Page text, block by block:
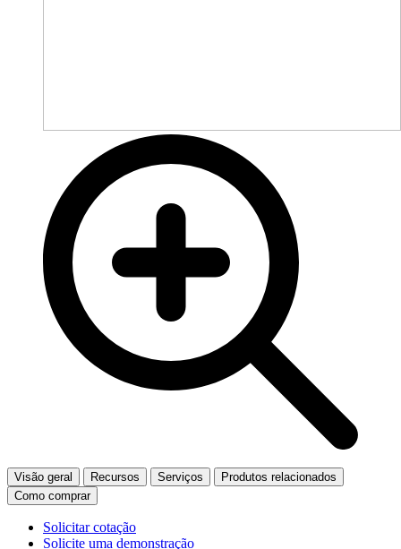
Visão geral Recursos Serviços
Produtos relacionados
Como comprar
Solicitar cotação
Solicite uma demonstração